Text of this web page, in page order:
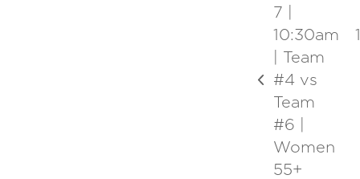
previous
post:
7 |
10:30am
| Team
#4 vs
Team
#6 |
Women
55+